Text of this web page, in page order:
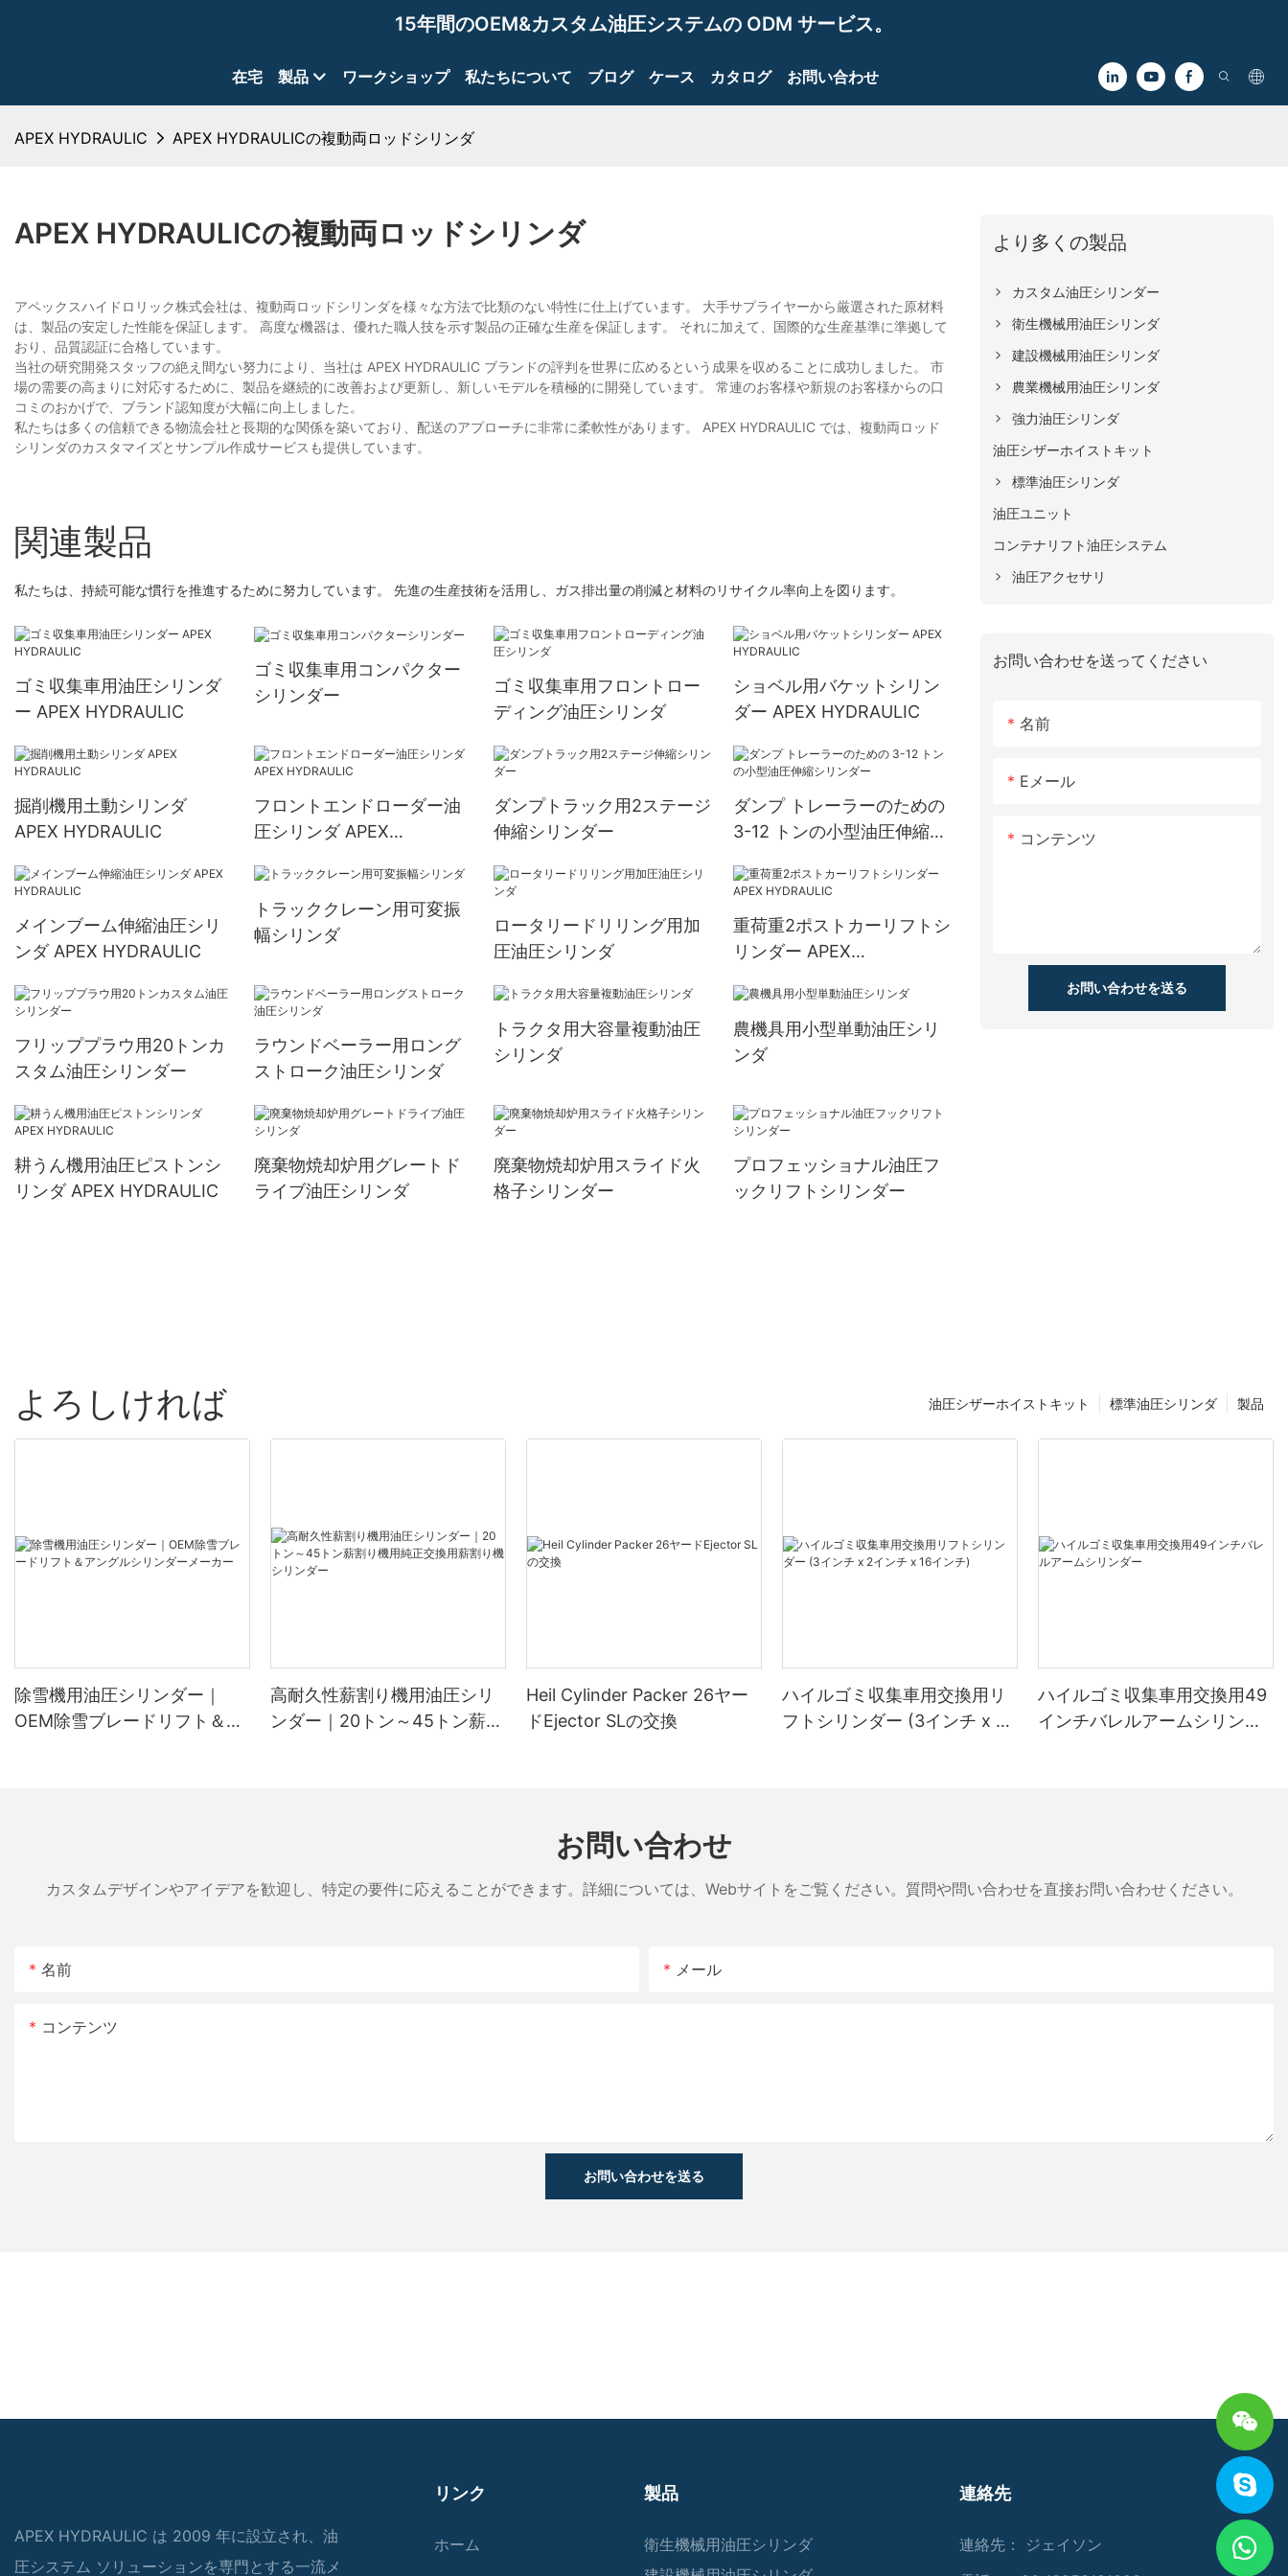
15年間のOEM&カスタム油圧システムの ODM サービス。
在宅 製品 ワークショップ 私たちについて ブログ ケース カタログ お問い合わせ
APEX HYDRAULIC APEX HYDRAULICの複動両ロッドシリンダ
APEX HYDRAULICの複動両ロッドシリンダ
アペックスハイドロリック株式会社は、複動両ロッドシリンダを様々な方法で比類のない特性に仕上げています。 大手サプライヤーから厳選された原材料
は、製品の安定した性能を保証します。 高度な機器は、優れた職人技を示す製品の正確な生産を保証します。 それに加えて、国際的な生産基準に準拠して
おり、品質認証に合格しています。
当社の研究開発スタッフの絶え間ない努力により、当社は APEX HYDRAULIC ブランドの評判を世界に広めるという成果を収めることに成功しました。 市
場の需要の高まりに対応するために、製品を継続的に改善および更新し、新しいモデルを積極的に開発しています。 常連のお客様や新規のお客様からの口
コミのおかげで、ブランド認知度が大幅に向上しました。
私たちは多くの信頼できる物流会社と長期的な関係を築いており、配送のアプローチに非常に柔軟性があります。 APEX HYDRAULIC では、複動両ロッド
シリンダのカスタマイズとサンプル作成サービスも提供しています。
関連製品
私たちは、持続可能な慣行を推進するために努力しています。 先進の生産技術を活用し、ガス排出量の削減と材料のリサイクル率向上を図ります。
ゴミ収集車用油圧シリンダ
ー APEX HYDRAULIC
ゴミ収集車用コンパクター
シリンダー
ゴミ収集車用フロントロー
ディング油圧シリンダ
ショベル用バケットシリン
ダー APEX HYDRAULIC
掘削機用土動シリンダ
APEX HYDRAULIC
フロントエンドローダー油
圧シリンダ APEX
ダンプトラック用2ステージ
伸縮シリンダー
ダンプ トレーラーのための
3-12 トンの小型油圧伸縮シ
メインブーム伸縮油圧シリ
ンダ APEX HYDRAULIC
トラッククレーン用可変振
幅シリンダ
ロータリードリリング用加
圧油圧シリンダ
重荷重2ポストカーリフトシ
リンダー APEX
フリッププラウ用20トンカ
スタム油圧シリンダー
ラウンドベーラー用ロング
ストローク油圧シリンダ
トラクタ用大容量複動油圧
シリンダ
農機具用小型単動油圧シリ
ンダ
耕うん機用油圧ピストンシ
リンダ APEX HYDRAULIC
廃棄物焼却炉用グレートド
ライブ油圧シリンダ
廃棄物焼却炉用スライド火
格子シリンダー
プロフェッショナル油圧フ
ックリフトシリンダー
より多くの製品
カスタム油圧シリンダー
衛生機械用油圧シリンダ
建設機械用油圧シリンダ
農業機械用油圧シリンダ
強力油圧シリンダ
油圧シザーホイストキット
標準油圧シリンダ
油圧ユニット
コンテナリフト油圧システム
油圧アクセサリ
お問い合わせを送ってください
名前
Eメール
コンテンツ
お問い合わせを送る
よろしければ 製品
標準油圧シリンダ
油圧シザーホイストキット
除雪機用油圧シリンダー｜
OEM除雪ブレードリフト＆ア
高耐久性薪割り機用油圧シリ
ンダー｜20トン～45トン薪割
Heil Cylinder Packer 26ヤー
ドEjector SLの交換
ハイルゴミ収集車用交換用リ
フトシリンダー (3インチ x 2
ハイルゴミ収集車用交換用49
インチバレルアームシリンダ
お問い合わせ
カスタムデザインやアイデアを歓迎し、特定の要件に応えることができます。詳細については、Webサイトをご覧ください。質問や問い合わせを直接お問い合わせください。
名前 メール
コンテンツ
お問い合わせを送る
APEX HYDRAULIC は 2009 年に設立され、油
圧システム ソリューションを専門とする一流メ
リンク
ホーム
製品
衛生機械用油圧シリンダ
連絡先
連絡先： ジェイソン